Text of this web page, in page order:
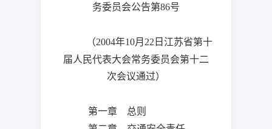
务委员会公告第86号
（2004年10月 22 日 江苏省第十
届人民代表大会常务委员会第十二
次会议通过）
第一章 总则